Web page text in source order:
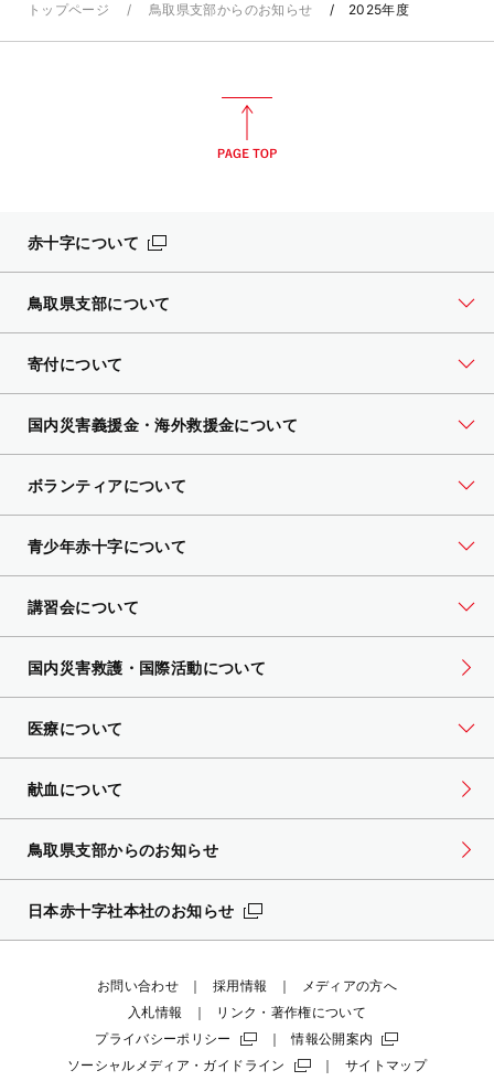
トップページ 鳥取県支部からのお知らせ 2025年度
赤十字について
鳥取県支部について
寄付について
国内災害義援金・海外救援金について
ボランティアについて
青少年赤十字について
講習会について
国内災害救護・国際活動について
医療について
献血について
鳥取県支部からのお知らせ
日本赤十字社本社のお知らせ
お問い合わせ 採用情報
メディアの方へ
入札情報
リンク・著作権について
プライバシーポリシー
情報公開案内
ソーシャルメディア・ガイドライン
サイトマップ